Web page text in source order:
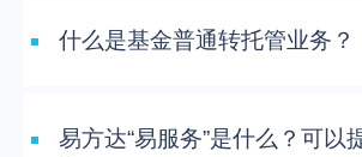
个人养老金
投资顾问
什么是基金普通转托管业务？
易方达“易服务”是什么？可以